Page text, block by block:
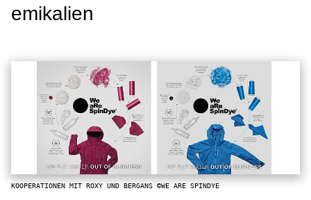
emikalien
KOOPERATIONEN MIT ROXY UND BERGANS ©WE ARE SPINDYE